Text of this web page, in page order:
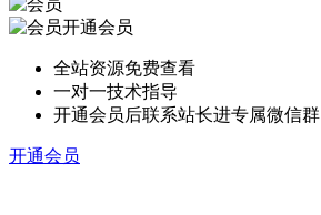
开通会员
全站资源免费查看
一对一技术指导
开通会员后联系站长进专属微信群
开通会员